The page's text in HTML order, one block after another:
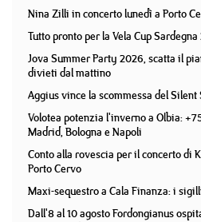
Nina Zilli in concerto lunedì a Porto
Tutto pronto per la Vela Cup
Jova Summer Party 2026, scatta il
divieti dal mattino
Aggius vince la scommessa del
Volotea potenzia l'inverno a Olbia:
Madrid, Bologna e Napoli
Conto alla rovescia per il concerto di
Porto Cervo
Maxi-sequestro a Cala Finanza: i
Dall'8 al 10 agosto Fordongianus